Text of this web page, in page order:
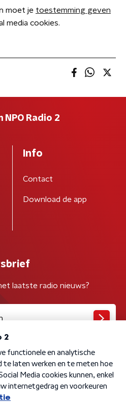
moet je toestemming geven
media cookies.
NPO Radio 2
Info
Contact
Download de app
laatste radio nieuws?